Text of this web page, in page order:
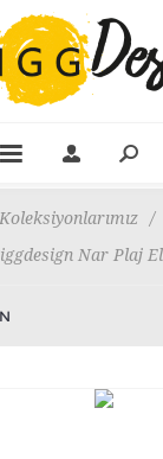
Koleksiyonlarımız /
Nar Plaj